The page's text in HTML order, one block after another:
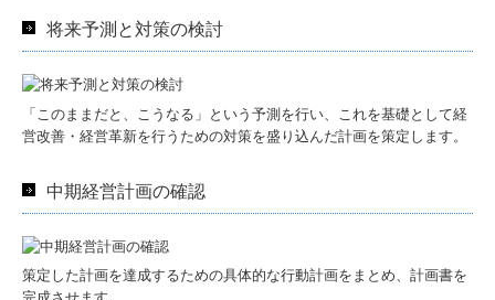
将来予測と対策の検討
「このままだと、こうなる」という予測を行い、これを基礎として経
営改善・経営革新を行うための対策を盛り込んだ計画を策定します。
中期経営計画の確認
策定した計画を達成するための具体的な行動計画をまとめ、計画書を